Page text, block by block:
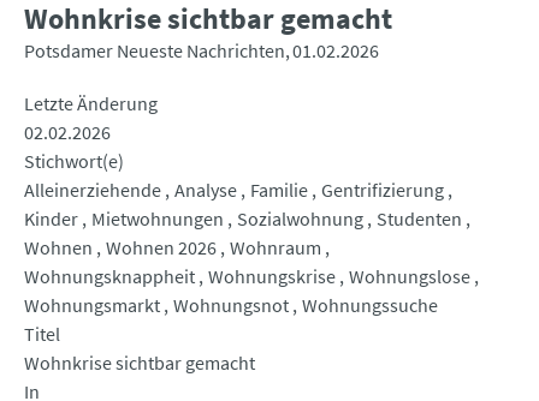
Wohnkrise sichtbar gemacht
Potsdamer Neueste Nachrichten 01.02.2026
Letzte Änderung
02.02.2026
Stichwort(e)
Alleinerziehende Analyse Familie Gentrifizierung
Kinder Mietwohnungen Sozialwohnung Studenten
Wohnen Wohnen 2026 Wohnraum
Wohnungsknappheit Wohnungskrise Wohnungslose
Wohnungsmarkt Wohnungsnot Wohnungssuche
Titel
Wohnkrise sichtbar gemacht
In